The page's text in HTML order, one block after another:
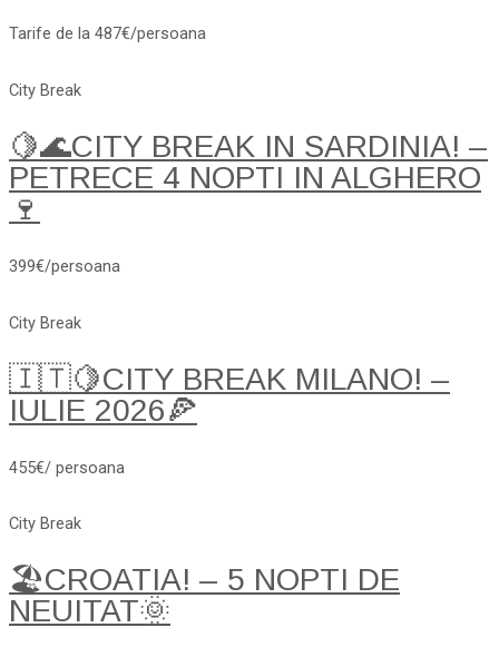
Tarife de la 487€/persoana
City Break
🍋🌊CITY BREAK IN SARDINIA! –
PETRECE 4 NOPTI IN ALGHERO
🍷
399€/persoana
City Break
🇮🇹🍋CITY BREAK MILANO! –
IULIE 2026🍕
455€/ persoana
City Break
🏖️CROATIA! – 5 NOPTI DE
NEUITAT🌞